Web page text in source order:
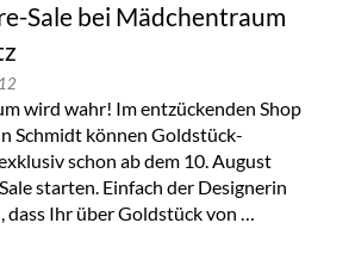
Sale bei Mädchentraum
wird wahr! Im entzückenden Shop
Schmidt können Goldstück-
schon ab dem 10. August
starten. Einfach der Designerin
Ihr über Goldstück von …
bei Mädchentraum am Ebertplatz“